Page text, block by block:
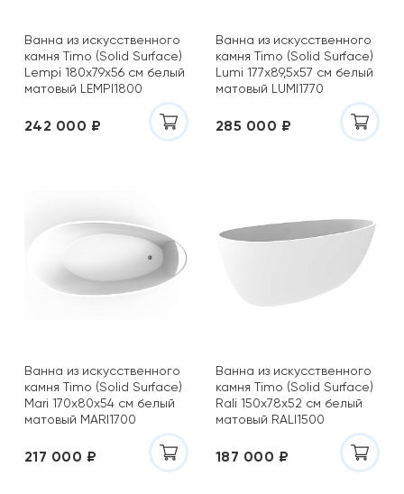
Ванна из искусственного
камня Timo (Solid Surface)
Lempi 180x79х56 см белый
матовый LEMPI1800
242 000 ₽
Ванна из искусственного
камня Timo (Solid Surface)
Lumi 177x89,5х57 см белый
матовый LUMI1770
285 000 ₽
Ванна из искусственного
камня Timo (Solid Surface)
Mari 170x80х54 см белый
матовый MARI1700
217 000 ₽
Ванна из искусственного
камня Timo (Solid Surface)
Rali 150x78х52 см белый
матовый RALI1500
187 000 ₽